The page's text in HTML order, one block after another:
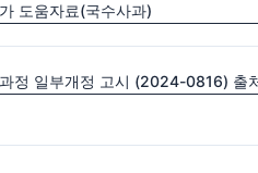
도움자료(국수사과)